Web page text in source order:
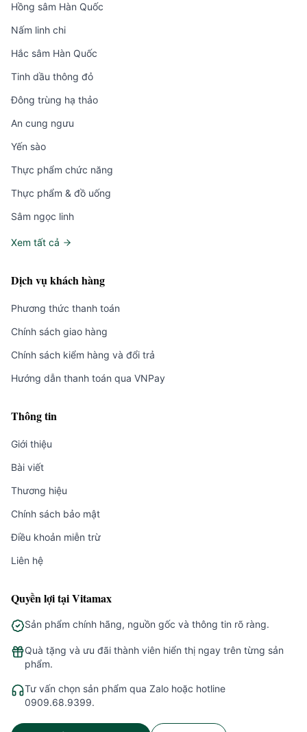
Hồng sâm Hàn Quốc
Nấm linh chi
Hắc sâm Hàn Quốc
Tinh dầu thông đỏ
Đông trùng hạ thảo
An cung ngưu
Yến sào
Thực phẩm chức năng
Thực phẩm & đồ uống
Sâm ngọc linh
Xem tất cả
Dịch vụ khách hàng
Phương thức thanh toán
Chính sách giao hàng
Chính sách kiểm hàng và đổi trả
Hướng dẫn thanh toán qua VNPay
Thông tin
Giới thiệu
Bài viết
Thương hiệu
Chính sách bảo mật
Điều khoản miễn trừ
Liên hệ
Quyền lợi tại Vitamax
Sản phẩm chính hãng, nguồn gốc và thông tin rõ ràng.
Quà tặng và ưu đãi thành viên hiển thị ngay trên từng sản
phẩm.
Tư vấn chọn sản phẩm qua Zalo hoặc hotline
0909.68.9399.